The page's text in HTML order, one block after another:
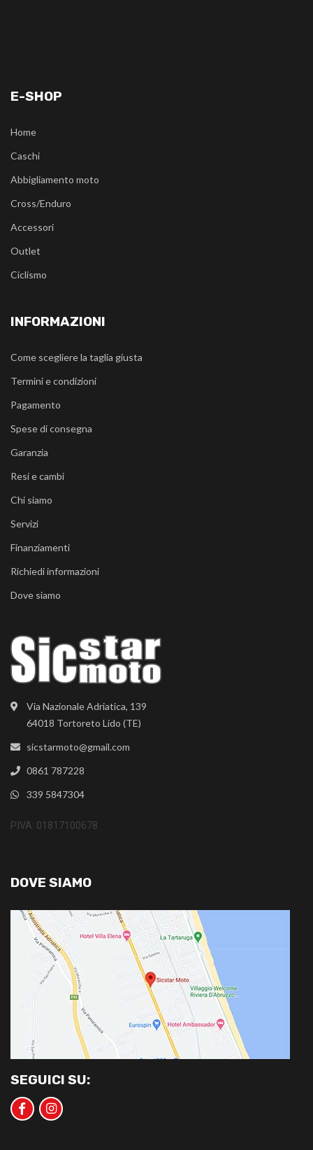
Via Nazionale Adriatica, 139
64018 Tortoreto Lido (TE)
sicstarmoto@gmail.com
0861 787228
339 5847304
P.IVA: 01817100678
E-SHOP
Home
Caschi
Abbigliamento moto
Cross/Enduro
Accessori
Outlet
Ciclismo
INFORMAZIONI
Come scegliere la taglia giusta
Termini e condizioni
Pagamento
Spese di consegna
Garanzia
Resi e cambi
Chi siamo
Servizi
Finanziamenti
Richiedi informazioni
Dove siamo
DOVE SIAMO
SEGUICI SU: